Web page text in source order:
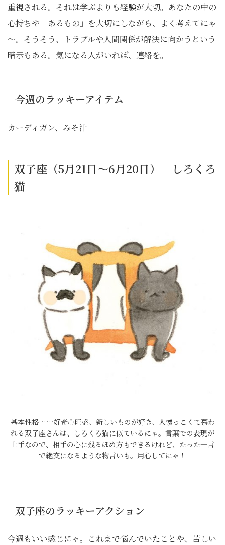
重視される。それは学ぶよりも経験が大切。あなたの中の
心持ちや「あるもの」を大切にしながら、よく考えてにゃ
～。そうそう、トラブルや人間関係が解決に向かうという
暗示もある。気になる人がいれば、連絡を。
今週のラッキーアイテム
カーディガン、みそ汁
双子座（5月21日～6月20日） しろくろ
猫
基本性格……好奇心旺盛、新しいものが好き、人懐っこくて慕わ
れる双子座さんは、しろくろ猫に似ているにゃ。言葉での表現が
上手なので、相手の心に残るほめ方もできるけれど、たった一言
で絶交になるような物言いも。用心してにゃ！
双子座のラッキーアクション
今週もいい感じにゃ。これまで悩んでいたことや、苦しい